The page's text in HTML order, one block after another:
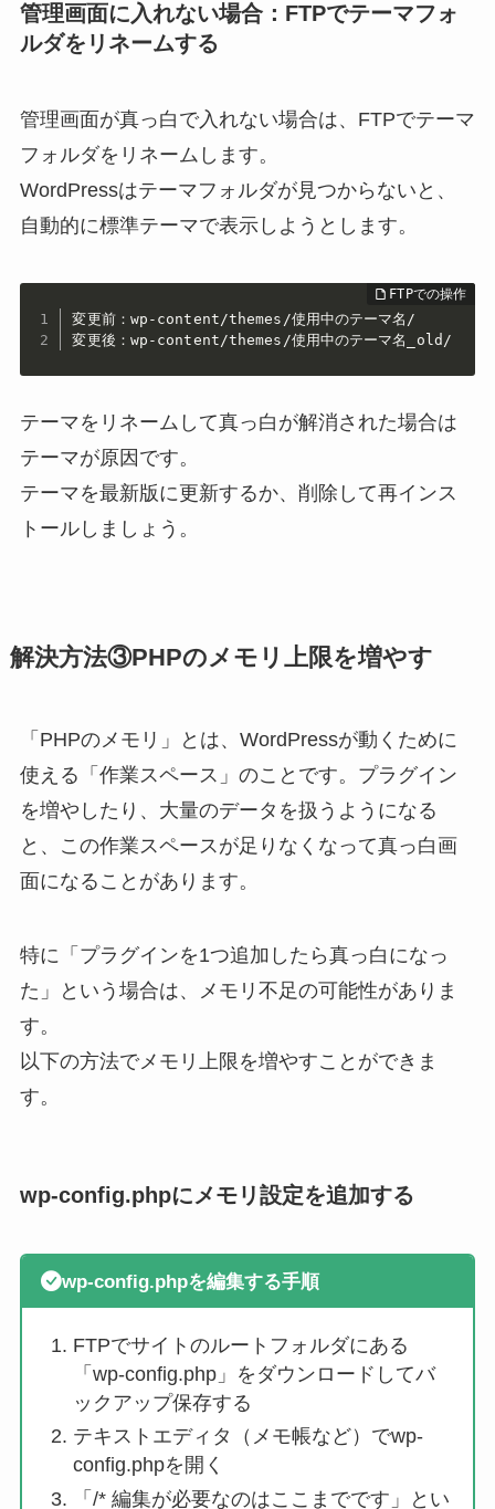
管理画面に入れない場合：FTPでテーマフォ
ルダをリネームする
管理画面が真っ白で入れない場合は、FTPでテーマ
フォルダをリネームします。
WordPressはテーマフォルダが見つからないと、
自動的に標準テーマで表示しようとします。
変更前：wp-content/themes/使用中のテーマ名/
変更後：wp-content/themes/使用中のテーマ名_old/
テーマをリネームして真っ白が解消された場合は
テーマが原因です。
テーマを最新版に更新するか、削除して再インス
トールしましょう。
解決方法③PHPのメモリ上限を増やす
「PHPのメモリ」とは、WordPressが動くために
使える「作業スペース」のことです。プラグイン
を増やしたり、大量のデータを扱うようになる
と、この作業スペースが足りなくなって真っ白画
面になることがあります。
特に「プラグインを1つ追加したら真っ白になっ
た」という場合は、メモリ不足の可能性がありま
す。
以下の方法でメモリ上限を増やすことができま
す。
wp-config.phpにメモリ設定を追加する
wp-config.phpを編集する手順
FTPでサイトのルートフォルダにある
「wp-config.php」をダウンロードしてバ
ックアップ保存する
テキストエディタ（メモ帳など）でwp-
config.phpを開く
「/* 編集が必要なのはここまでです」とい